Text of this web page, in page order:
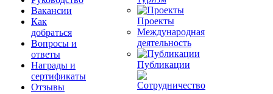
Вакансии
Как
добраться
Вопросы и
ответы
Награды и
сертификаты
Отзывы
Проекты
Международная
деятельность
Публикации